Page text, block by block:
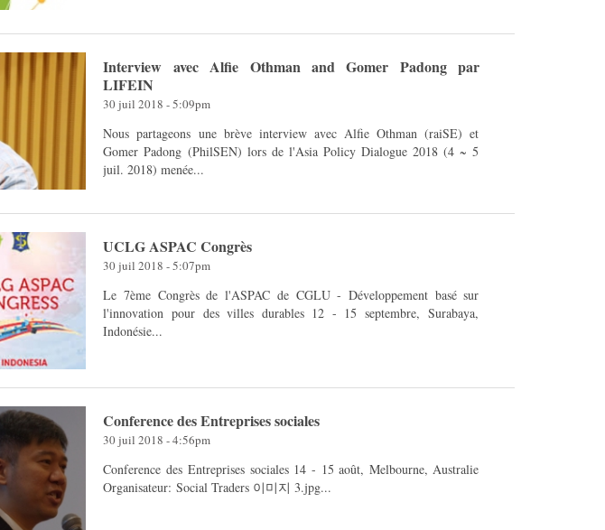
Interview avec Alfie Othman and Gomer Padong par
LIFEIN
30 juil 2018 - 5:09pm
Nous partageons une brève interview avec Alfie Othman (raiSE) et
Gomer Padong (PhilSEN) lors de l'Asia Policy Dialogue 2018 (4 ~ 5
juil. 2018) menée...
UCLG ASPAC Congrès
30 juil 2018 - 5:07pm
Le 7ème Congrès de l'ASPAC de CGLU - Développement basé sur
l'innovation pour des villes durables 12 - 15 septembre, Surabaya,
Indonésie...
Conference des Entreprises sociales
30 juil 2018 - 4:56pm
Conference des Entreprises sociales 14 - 15 août, Melbourne, Australie
Organisateur​: Social Traders 이미지 3.jpg...